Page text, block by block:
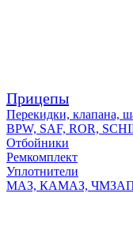
Прицепы
Перекидки, клапана,
BPW, SAF, ROR,
Отбойники
Ремкомплект
Уплотнители
МАЗ, КАМАЗ,